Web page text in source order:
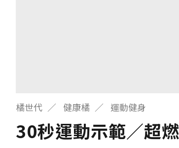
橘世代 健康橘 運動健身
30秒運動示範／超